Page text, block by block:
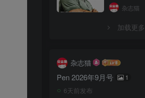
杂志猫
加载更多
杂志猫
Pen 2026年9月号 1
6天前发布